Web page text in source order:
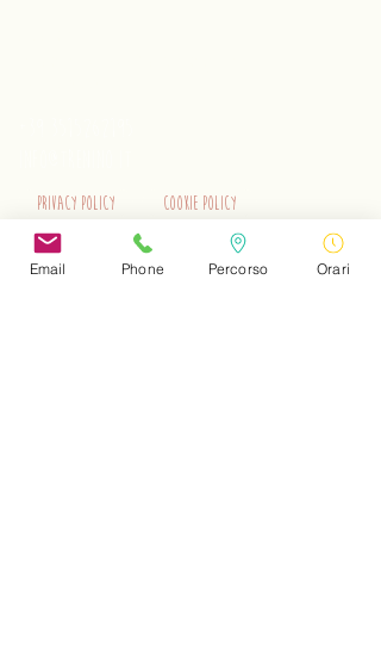
Privacy Policy Cookie Policy
EN Privacy Policy EN Cookie Policy
Email Phone Percorso Orari